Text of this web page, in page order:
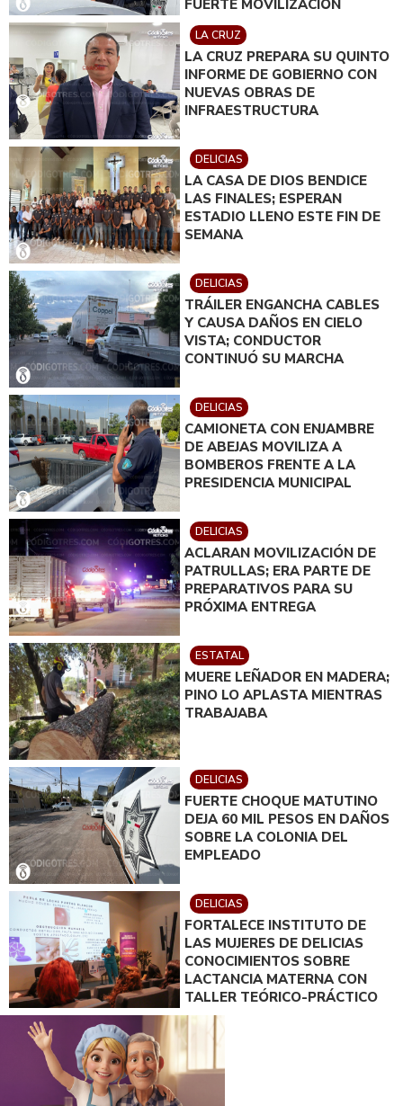
FUERTE MOVILIZACIÓN
LA CRUZ
LA CRUZ PREPARA SU QUINTO
INFORME DE GOBIERNO CON
NUEVAS OBRAS DE
INFRAESTRUCTURA
DELICIAS
LA CASA DE DIOS BENDICE
LAS FINALES; ESPERAN
ESTADIO LLENO ESTE FIN DE
SEMANA
DELICIAS
TRÁILER ENGANCHA CABLES
Y CAUSA DAÑOS EN CIELO
VISTA; CONDUCTOR
CONTINUÓ SU MARCHA
DELICIAS
CAMIONETA CON ENJAMBRE
DE ABEJAS MOVILIZA A
BOMBEROS FRENTE A LA
PRESIDENCIA MUNICIPAL
DELICIAS
ACLARAN MOVILIZACIÓN DE
PATRULLAS; ERA PARTE DE
PREPARATIVOS PARA SU
PRÓXIMA ENTREGA
ESTATAL
MUERE LEÑADOR EN MADERA;
PINO LO APLASTA MIENTRAS
TRABAJABA
DELICIAS
FUERTE CHOQUE MATUTINO
DEJA 60 MIL PESOS EN DAÑOS
SOBRE LA COLONIA DEL
EMPLEADO
DELICIAS
FORTALECE INSTITUTO DE
LAS MUJERES DE DELICIAS
CONOCIMIENTOS SOBRE
LACTANCIA MATERNA CON
TALLER TEÓRICO-PRÁCTICO